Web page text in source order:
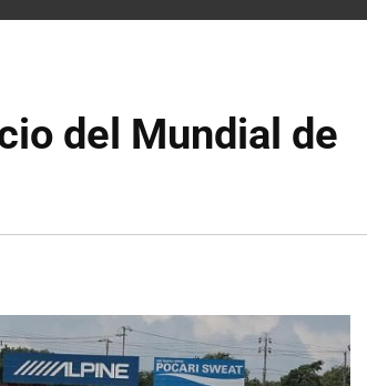
del Mundial de